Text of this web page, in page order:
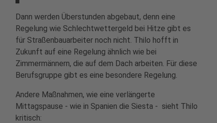
Dann werden Überstunden abgebaut, denn eine
Regelung wie Schlechtwettergeld bei Hitze gibt es
für Straßenbauarbeiter noch nicht. Thilo hofft in
Zukunft auf eine Regelung ähnlich wie bei
Zimmermännern, die auf dem Dach arbeiten. Für diese
Berufsgruppe gibt es eine besondere Regelung.
Andere Maßnahmen, wie eine verlängerte
Mittagspause - wie in Spanien die Siesta - sieht Thilo
kritisch: